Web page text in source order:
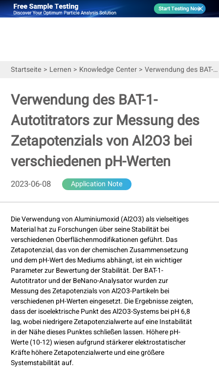
Startseite > Lernen > Knowledge Center> Verwendung des BAT-1-Autotitrators zur Messung des Zetapotenzials von Al2O3 bei verschiedenen pH-Werten
Verwendung des BAT-1-
Autotitrators zur Messung des
Zetapotenzials von Al2O3 bei
verschiedenen pH-Werten
2023-06-08 Application Note
Die Verwendung von Aluminiumoxid (Al2O3) als vielseitiges
Material hat zu Forschungen über seine Stabilität bei
verschiedenen Oberflächenmodifikationen geführt. Das
Zetapotenzial, das von der chemischen Zusammensetzung
und dem pH-Wert des Mediums abhängt, ist ein wichtiger
Parameter zur Bewertung der Stabilität. Der BAT-1-
Autotitrator und der BeNano-Analysator wurden zur
Messung des Zetapotenzials von Al2O3-Partikeln bei
verschiedenen pH-Werten eingesetzt. Die Ergebnisse zeigten,
dass der isoelektrische Punkt des Al2O3-Systems bei pH 6,8
lag, wobei niedrigere Zetapotenzialwerte auf eine Instabilität
in der Nähe dieses Punktes schließen lassen. Höhere pH-
Werte (10-12) wiesen aufgrund stärkerer elektrostatischer
Kräfte höhere Zetapotenzialwerte und eine größere
Systemstabilität auf.